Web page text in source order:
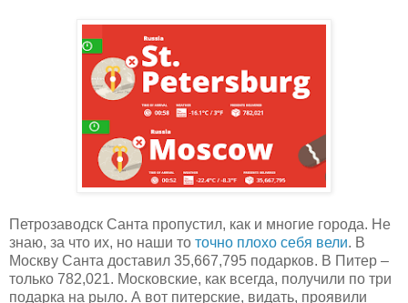
Петрозаводск Санта пропустил, как и многие города. Не
знаю, за что их, но наши то точно плохо себя вели. В
Москву Санта доставил 35,667,795 подарков. В Питер –
только 782,021. Московские, как всегда, получили по три
подарка на рыло. А вот питерские, видать, проявили